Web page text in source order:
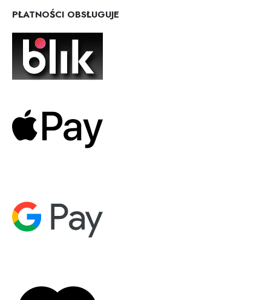
PŁATNOŚCI OBSŁUGUJE